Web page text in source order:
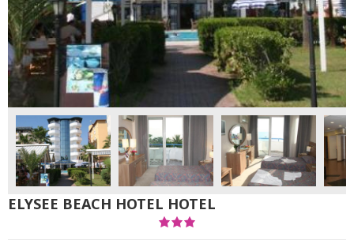
ELYSEE BEACH HOTEL HOTEL